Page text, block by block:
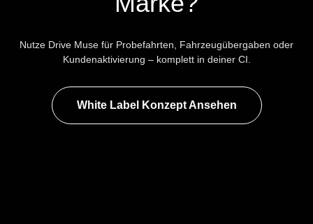
Nutze Drive Muse für Probefahrten, Fahrzeugübergaben oder
Kundenaktivierung – komplett in deiner CI.
White Label Konzept Ansehen